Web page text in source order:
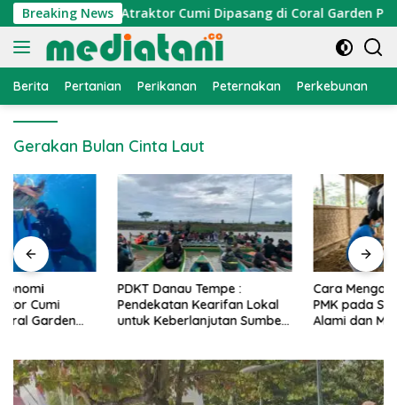
Langsung
ke
konten
Breaking News
Nelayan, Atraktor Cumi Dipasang di Coral Garden Pulau
Berita Pertanian Perikanan Peternakan Perkebunan
Gerakan Bulan Cinta Laut
PDKT Danau Tempe :
Pendekatan Kearifan Lokal
untuk Keberlanjutan Sumber
Cara Mengatasi Penyakit
PMK pada Sapi Perah Secara
Alami dan Medis